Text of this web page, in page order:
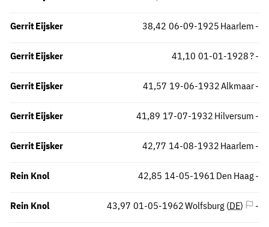
Gerrit Eijsker Haarlem
38,42 -
06-09-1925
Gerrit Eijsker ?
41,10 -
01-01-1928
Gerrit Eijsker Alkmaar
41,57 -
19-06-1932
Gerrit Eijsker Hilversum
41,89 -
17-07-1932
Gerrit Eijsker Haarlem
42,77 -
14-08-1932
Rein Knol Den Haag
42,85 -
14-05-1961
Rein Knol Wolfsburg (DE)
43,97 -
01-05-1962